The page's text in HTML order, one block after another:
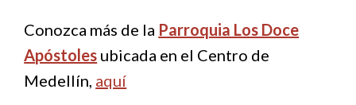
Conozca más de la Parroquia Los Doce
Apóstoles ubicada en el Centro de
Medellín, aquí